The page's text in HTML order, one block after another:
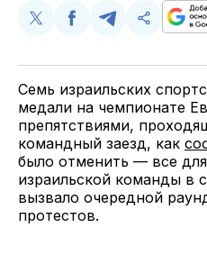
Поделиться
Twitter
Поделиться
Facebook
Поделиться
Telegram
Семь израильских
медали на чемпионате
препятствиями,
командный заезд, как
было отменить — все
израильской команды в
вызвало очередной
протестов.